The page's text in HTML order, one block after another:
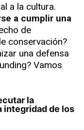
a la cultura.
a cumplir una
de
conservación?
una defensa
Vamos
integridad de los